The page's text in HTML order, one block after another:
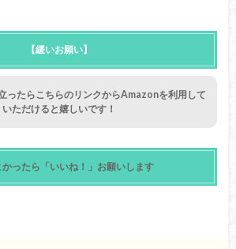
【緩いお願い】
ったらこちらのリンクからAmazonを利用して
いただけると嬉しいです！
ったら「いいね！」お願いします